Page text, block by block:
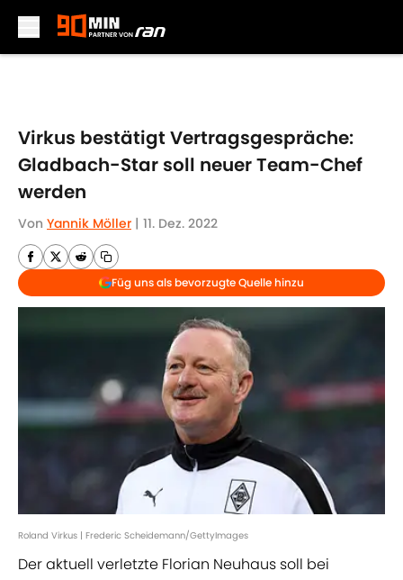
Virkus bestätigt Vertragsgespräche:
Gladbach-Star soll neuer Team-Chef
werden
Von Yannik Möller | 11. Dez. 2022
Füg uns als bevorzugte Quelle hinzu
Roland Virkus | Frederic Scheidemann/GettyImages
Der aktuell verletzte Florian Neuhaus soll bei